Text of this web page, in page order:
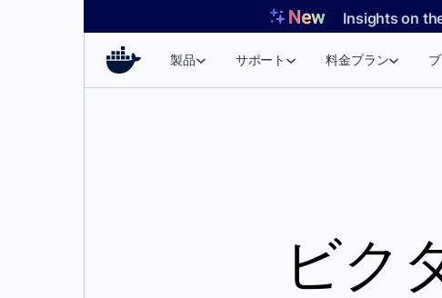
Insights on
製品 サポート 料金プラン
ビク